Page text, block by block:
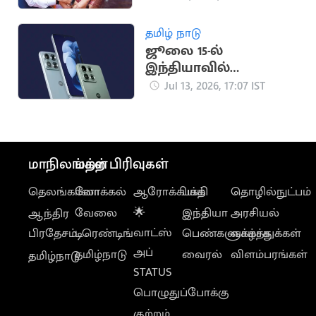
தமிழ் நாடு
ஜூலை 15-ல்
இந்தியாவில்
அறிமுகமாகும்
Jul 13, 2026, 17:07 IST
மாநிலங்கள்
தெலங்கானா
ஆந்திர
பிரதேசம்
தமிழ்நாடு
மற்ற பிரிவுகள்
லோக்கல்
வேலை
டிரெண்டிங்
தமிழ்நாடு
ஆரோக்கியம்
🌟
வாட்ஸ்
அப்
STATUS
பொழுதுப்போக்கு
பக்தி
இந்தியா
பெண்களுக்காக
வைரல்
தொழில்நுட்பம்
அரசியல்
வாழ்த்துக்கள்
விளம்பரங்கள்